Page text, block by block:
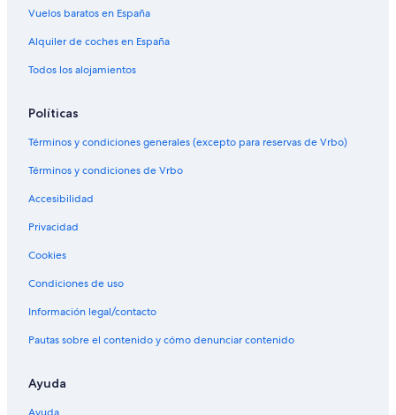
Vuelos baratos en España
Alquiler de coches en España
Todos los alojamientos
Políticas
Términos y condiciones generales (excepto para reservas de Vrbo)
Términos y condiciones de Vrbo
Accesibilidad
Privacidad
Cookies
Condiciones de uso
Información legal/contacto
Pautas sobre el contenido y cómo denunciar contenido
Ayuda